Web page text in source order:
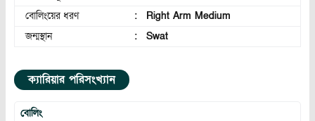
বোলিংয়ের ধরণ
:
Right Arm Medium
জন্মস্থান
: Swat
ক্যারিয়ার পরিসংখ্যান
বোলিং